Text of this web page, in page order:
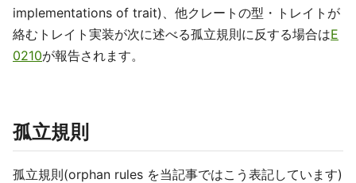
implementations of trait)、他クレートの型・トレイトが
絡むトレイト実装が次に述べる孤立規則に反する場合はE
0210が報告されます。
孤立規則
孤立規則(orphan rules を当記事ではこう表記しています)